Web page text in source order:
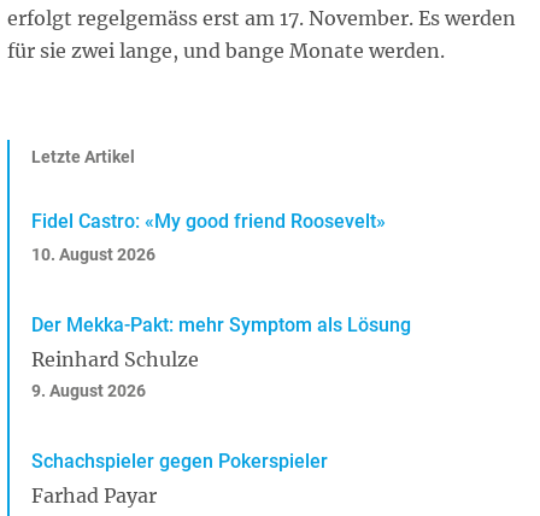
erfolgt regelgemäss erst am 17. November. Es werden
für sie zwei lange, und bange Monate werden.
Letzte Artikel
Fidel Castro: «My good friend Roosevelt»
10. August 2026
Der Mekka-Pakt: mehr Symptom als Lösung
Reinhard Schulze
9. August 2026
Schachspieler gegen Pokerspieler
Farhad Payar